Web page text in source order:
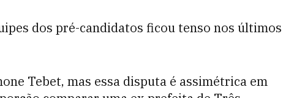
dos pré-candidatos ficou tenso nos últimos
Tebet, mas essa disputa é assimétrica em